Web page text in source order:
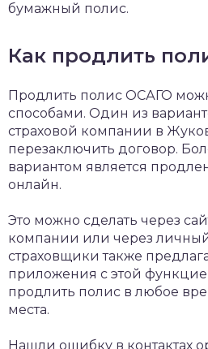
бумажный полис.
Как продлить
Продлить полис ОСАГО
способами. Один из
страховой компании в
перезаключить договор.
вариантом является
онлайн.
Это можно сделать через
компании или через
страховщики также
приложения с этой
продлить полис в любое
места.
Нашли ошибку в контактах